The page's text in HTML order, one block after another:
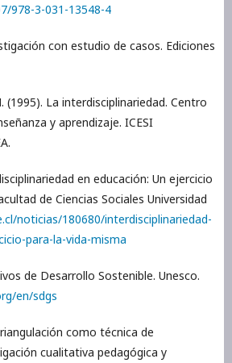
978-3-031-13548-4
con estudio de casos. Ediciones
(1995). La interdisciplinariedad. Centro
y aprendizaje. ICESI
en educación: Un ejercicio
de Ciencias Sociales Universidad
noticias/180680/interdisciplinariedad-
para-la-vida-misma
de Desarrollo Sostenible. Unesco.
en/sdgs
como técnica de
cualitativa pedagógica y